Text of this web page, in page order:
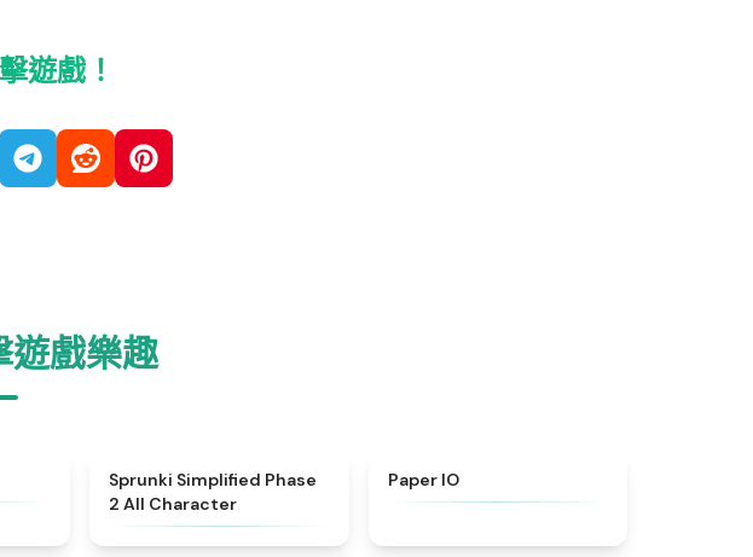
遊戲！
遊戲樂趣
Sprunki Simplified Phase
2 All Character
Paper IO